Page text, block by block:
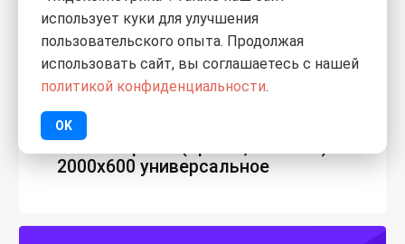
0
9 450 ₽ /шт.
Полотно Инвизибл Браво AL
Prime/Черный (Вр.Пc2,M3WCSB)
2000х600 универсальное
использует куки для улучшения
пользовательского опыта. Продолжая
использовать сайт, вы соглашаетесь с нашей
политикой конфиденциальности.
OK